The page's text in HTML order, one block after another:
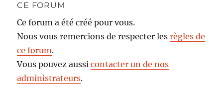
CE FORUM
Ce forum a été créé pour vous.
Nous vous remercions de respecter lesrègles de
ce forum.
Vous pouvez aussicontacter un de nos
administrateurs.